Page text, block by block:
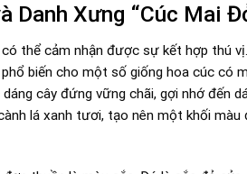
Danh Xưng “Cúc Mai
thể cảm nhận được sự kết hợp thú
phổ biến cho một số giống hoa cúc
cây đứng vững chãi, gợi nhớ đến
lá xanh tươi, tạo nên một khối